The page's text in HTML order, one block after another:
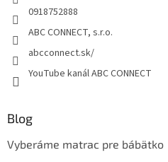
0918752888
ABC CONNECT, s.r.o.
abcconnect.sk/
YouTube kanál ABC CONNECT
Blog
Vyberáme matrac pre bábätko